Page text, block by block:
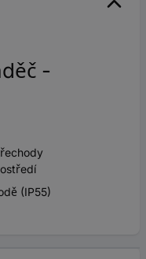
-
(IP55)